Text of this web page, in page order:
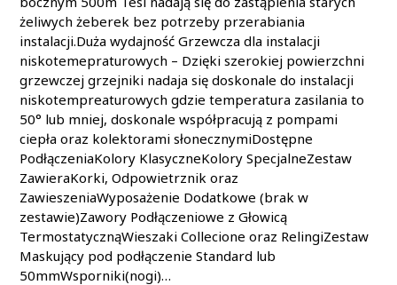
żeliwych żeberek bez potrzeby przerabiania
instalacji.Duża wydajność Grzewcza dla instalacji
niskotemepraturowych – Dzięki szerokiej powierzchni
grzewczej grzejniki nadaja się doskonale do instalacji
niskotempreaturowych gdzie temperatura zasilania to
50° lub mniej, doskonale współpracują z pompami
ciepła oraz kolektorami słonecznymiDostępne
PodłączeniaKolory KlasyczneKolory SpecjalneZestaw
ZawieraKorki, Odpowietrznik oraz
ZawieszeniaWyposażenie Dodatkowe (brak w
zestawie)Zawory Podłączeniowe z Głowicą
TermostatycznąWieszaki Collecione oraz RelingiZestaw
Maskujący pod podłączenie Standard lub
50mmWsporniki(nogi)…